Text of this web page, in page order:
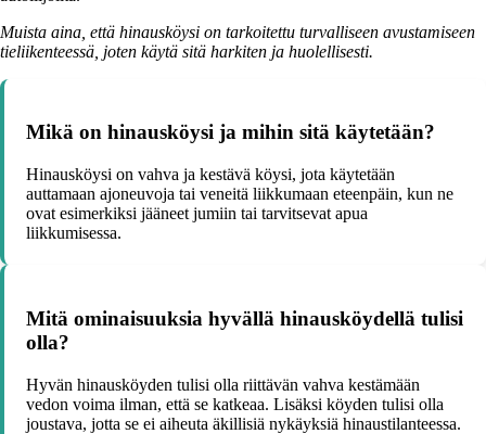
Muista aina, että hinausköysi on tarkoitettu turvalliseen avustamiseen
tieliikenteessä, joten käytä sitä harkiten ja huolellisesti.
Mikä on hinausköysi ja mihin sitä käytetään?
Hinausköysi on vahva ja kestävä köysi, jota käytetään
auttamaan ajoneuvoja tai veneitä liikkumaan eteenpäin, kun ne
ovat esimerkiksi jääneet jumiin tai tarvitsevat apua
liikkumisessa.
Mitä ominaisuuksia hyvällä hinausköydellä tulisi
olla?
Hyvän hinausköyden tulisi olla riittävän vahva kestämään
vedon voima ilman, että se katkeaa. Lisäksi köyden tulisi olla
joustava, jotta se ei aiheuta äkillisiä nykäyksiä hinaustilanteessa.